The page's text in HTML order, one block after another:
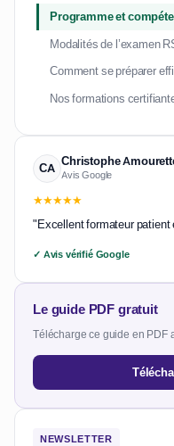
Programme et
Modalités de l’examen
Comment se préparer
Nos formations
CA Christophe
Avis Google
★★★★★
"Excellent formateur patient
✓ Avis vérifié Google
Le guide PDF gratuit
Télécharge ce guide en PDF
NEWSLETTER